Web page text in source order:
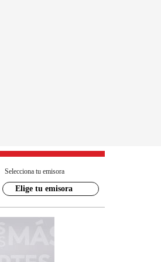
Selecciona tu emisora
Elige tu emisora